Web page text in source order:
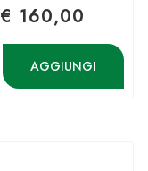
€ 160,00
AGGIUNGI